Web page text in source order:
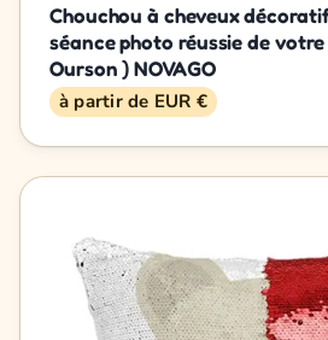
Chouchou à cheveux
séance photo réussie de
Ourson ) NOVAGO
à partir de EUR €